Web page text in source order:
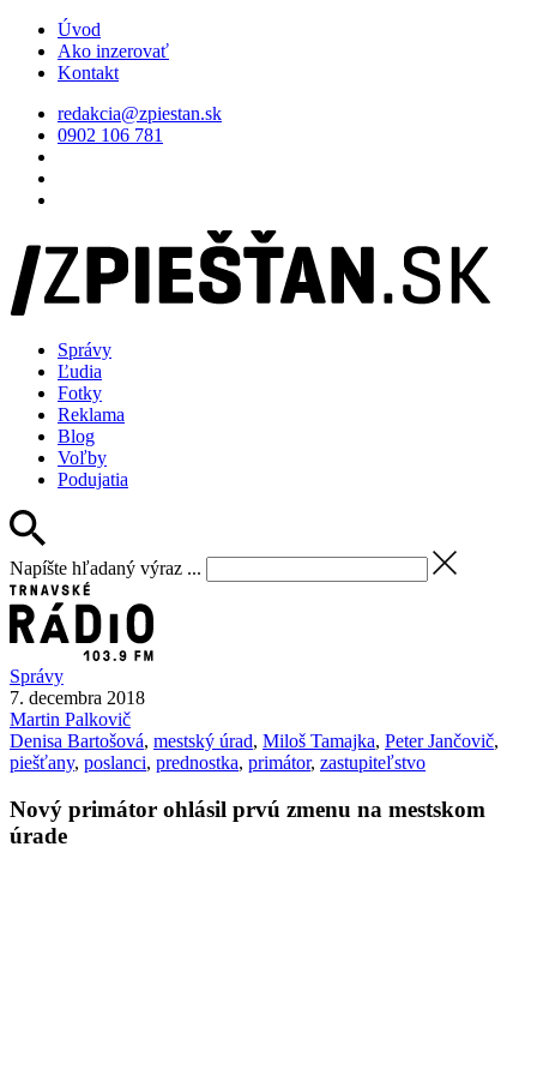
Úvod
Ako inzerovať
Kontakt
redakcia@zpiestan.sk
0902 106 781
Správy
Ľudia
Fotky
Reklama
Blog
Voľby
Podujatia
Napíšte hľadaný výraz ...
Správy
7. decembra 2018
Martin Palkovič
Denisa Bartošová, mestský úrad, Miloš Tamajka, Peter Jančovič,
piešťany, poslanci, prednostka, primátor, zastupiteľstvo
Nový primátor ohlásil prvú zmenu na mestskom
úrade